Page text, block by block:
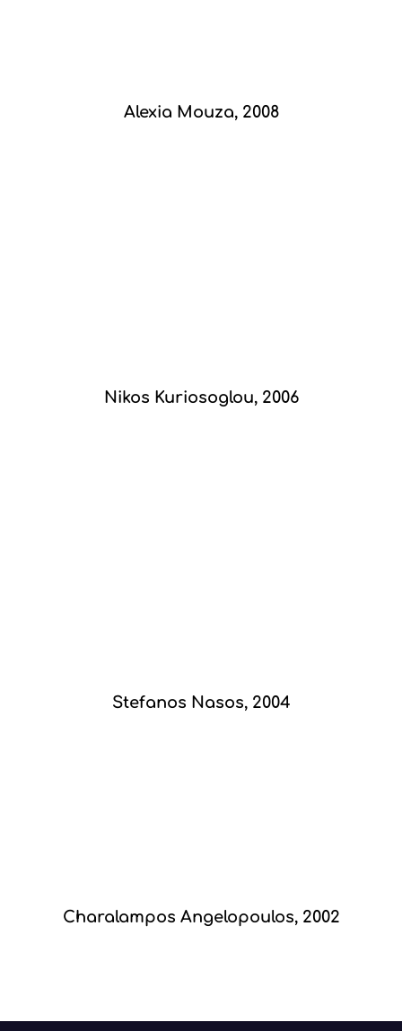
Alexia Mouza, 2008
Nikos Kuriosoglou, 2006
Stefanos Nasos, 2004
Charalampos Angelopoulos, 2002